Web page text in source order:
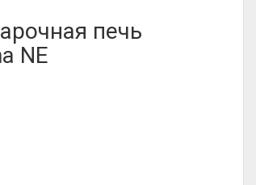
печь
NE